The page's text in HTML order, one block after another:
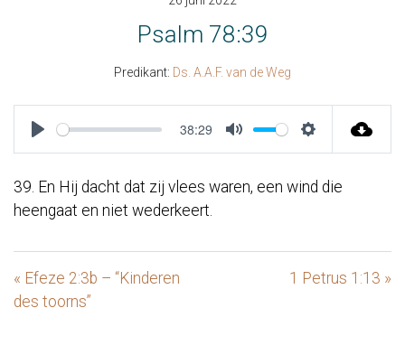
Psalm 78:39
Predikant: Ds. A.A.F. van de Weg
Play
38:29
Mute Settings
39. En Hij dacht dat zij vlees waren, een wind die
heengaat en niet wederkeert.
« Efeze 2:3b – “Kinderen
des toorns”
1 Petrus 1:13 »